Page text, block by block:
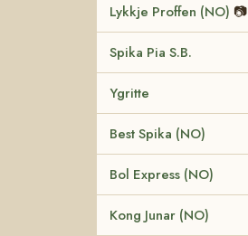
Lykkje Proffen (NO) 📷
Spika Pia S.B.
Ygritte
Best Spika (NO)
Bol Express (NO)
Kong Junar (NO)